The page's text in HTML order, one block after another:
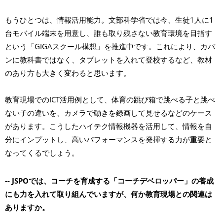
もうひとつは、情報活用能力。文部科学省では今、生徒1人に1
台モバイル端末を用意し、誰も取り残さない教育環境を目指す
という「GIGAスクール構想」を推進中です。これにより、カバ
ンに教科書ではなく、タブレットを入れて登校するなど、教材
のあり方も大きく変わると思います。
教育現場でのICT活用例として、体育の跳び箱で跳べる子と跳べ
ない子の違いを、カメラで動きを録画して見せるなどのケース
があります。こうしたハイテク情報機器を活用して、情報を自
分にインプットし、高いパフォーマンスを発揮する力が重要と
なってくるでしょう。
-- JSPOでは、コーチを育成する「コーチデベロッパー」の養成
にも力を入れて取り組んでいますが、何か教育現場との関連は
ありますか。